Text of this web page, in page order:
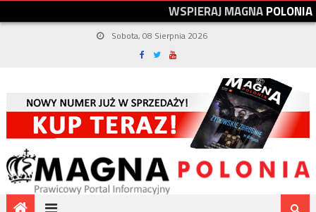
WSPIERAJMAGNAPOLONIA
Sobota, 08 Sierpnia 2026